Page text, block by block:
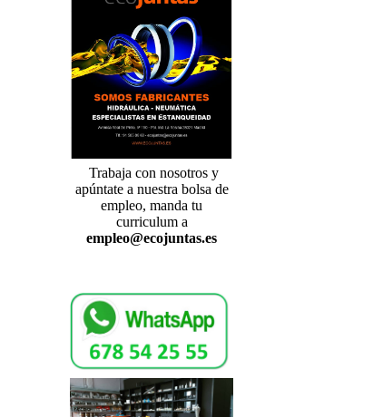
Trabaja con nosotros y
apúntate a nuestra bolsa de
empleo, manda tu
curriculum a
empleo@ecojuntas.es